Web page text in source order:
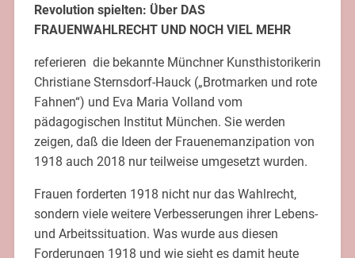
Revolution spielten: Über DAS
FRAUENWAHLRECHT UND NOCH VIEL MEHR
referieren die bekannte Münchner Kunsthistorikerin
Christiane Sternsdorf-Hauck („Brotmarken und rote
Fahnen“) und Eva Maria Volland vom
pädagogischen Institut München. Sie werden
zeigen, daß die Ideen der Frauenemanzipation von
1918 auch 2018 nur teilweise umgesetzt wurden.
Frauen forderten 1918 nicht nur das Wahlrecht,
sondern viele weitere Verbesserungen ihrer Lebens-
und Arbeitssituation. Was wurde aus diesen
Forderungen 1918 und wie sieht es damit heute